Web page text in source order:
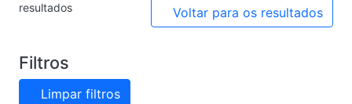
resultados Voltar para os resultados
Filtros
Limpar filtros